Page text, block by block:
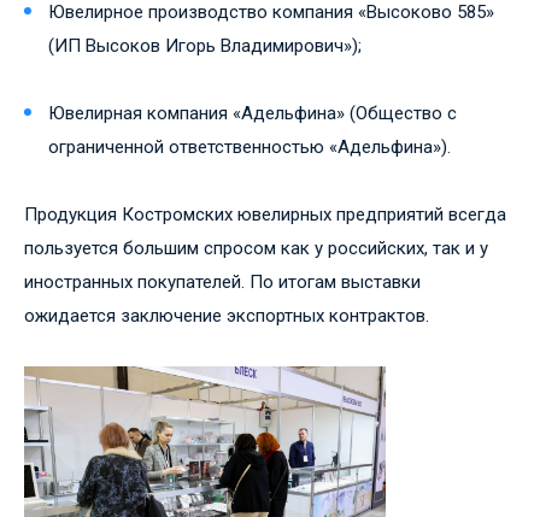
Ювелирное производство компания «Высоково 585»
(ИП Высоков Игорь Владимирович»);
Ювелирная компания «Адельфина» (Общество с
ограниченной ответственностью «Адельфина»).
Продукция Костромских ювелирных предприятий всегда
пользуется большим спросом как у российских, так и у
иностранных покупателей. По итогам выставки
ожидается заключение экспортных контрактов.